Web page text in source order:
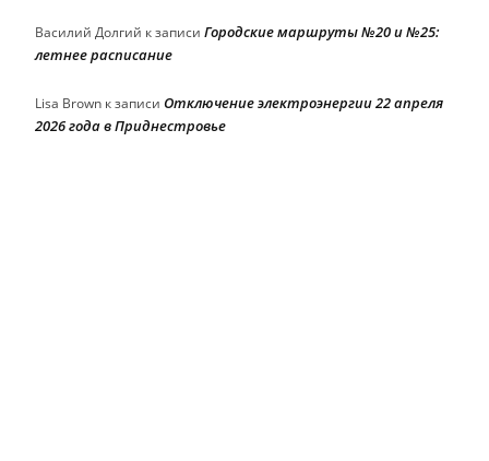
Василий Долгий к записи Городские маршруты №20 и №25:
летнее расписание
Lisa Brown к записи Отключение электроэнергии 22 апреля
2026 года в Приднестровье